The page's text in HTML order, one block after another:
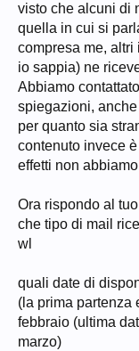
Ora come puoi
che non ci si capisce
che tipo di mail
quando ti hanno
farlo? Avevi avuto
frattempo?
E poi perché quel che
nulla? Se loro ti
perché vogliono
non possono farlo,
recato a fare un
visto che alcuni di
quella in cui si
compresa me, altri
io sappia) ne
Abbiamo
spiegazioni,
per quanto sia
contenuto invece
effetti non
Ora rispondo al
che tipo di mail
wl
quali date di
(la prima partenza
febbraio (ultima
marzo)